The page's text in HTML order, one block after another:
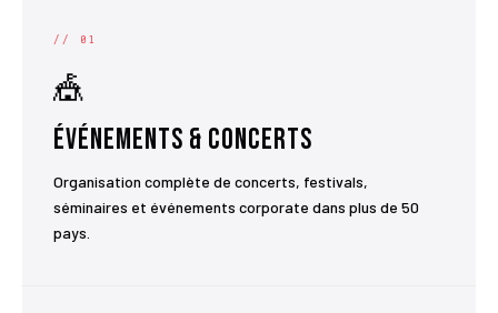
// 01
🎪
Événements & Concerts
Organisation complète de concerts, festivals,
séminaires et événements corporate dans plus de 50
pays.